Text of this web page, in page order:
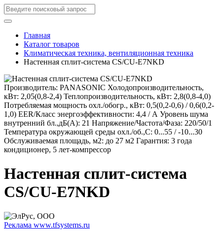
Главная
Каталог товаров
Климатическая техника, вентиляционная техника
Настенная сплит-система CS/CU-E7NKD
Настенная сплит-система
CS/CU-E7NKD
Реклама www.tfsystems.ru
Производитель: PANASONIC Холодопроизводительность,
кВт: 2,05(0,8-2,4) Теплопроизводительность, кВт: 2,8(0,8-4,0)
Потребляемая мощность охл./обогр., кВт: 0,5(0,2-0,6) / 0,6(0,2-
1,0) EER/Класс энергоэффективности: 4,4 / А Уровень шума
внутренний бл.,дБ(А): 21 Напряжение/Частота/Фаза: 220/50/1
Температура окружающей среды охл./об.,С: 0...55 / -10...30
Обслуживаемая площадь, м2: до 27 м2 Гарантия: 3 года
кондиционер, 5 лет-компрессор